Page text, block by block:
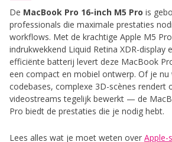
De MacBook Pro 16-inch M5 Pro is
professionals die maximale prestaties
workflows. Met de krachtige Apple M5
indrukwekkend Liquid Retina XDR-display
efficiënte batterij levert deze MacBook
een compact en mobiel ontwerp. Of je
codebases, complexe 3D-scènes rendert
videostreams tegelijk bewerkt — de
Pro biedt de prestaties die je nodig hebt.
Lees alles wat je moet weten over Apple-